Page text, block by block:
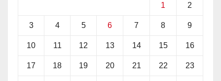
1 2
3 4 5 6 7 8 9
10 11 12 13 14 15 16
17 18 19 20 21 22 23